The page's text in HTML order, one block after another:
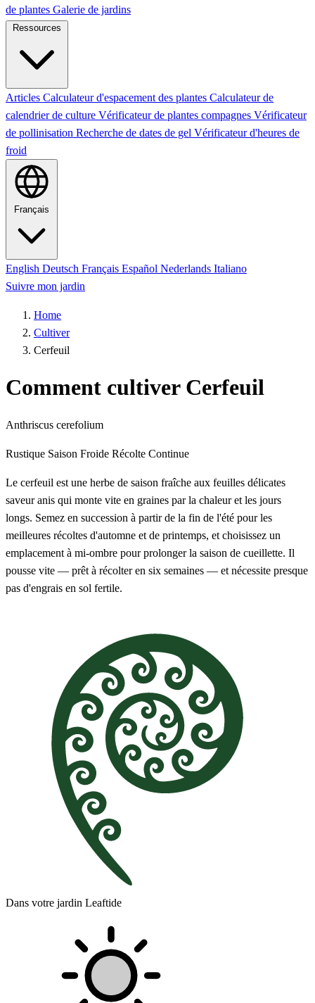
de plantes Galerie de jardins
Ressources
Articles Calculateur d'espacement des plantes Calculateur de
calendrier de culture Vérificateur de plantes compagnes Vérificateur
de pollinisation Recherche de dates de gel Vérificateur d'heures de
froid
Français
English Deutsch Français Español Nederlands Italiano
Suivre mon jardin
Home
Cultiver
Cerfeuil
Comment cultiver Cerfeuil
Anthriscus cerefolium
Rustique Saison Froide Récolte Continue
Le cerfeuil est une herbe de saison fraîche aux feuilles délicates
saveur anis qui monte vite en graines par la chaleur et les jours
longs. Semez en succession à partir de la fin de l'été pour les
meilleures récoltes d'automne et de printemps, et choisissez un
emplacement à mi-ombre pour prolonger la saison de cueillette. Il
pousse vite — prêt à récolter en six semaines — et nécessite presque
pas d'engrais en sol fertile.
Dans votre jardin Leaftide